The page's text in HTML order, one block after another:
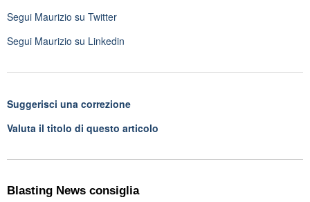
Segui Maurizio su Twitter
Segui Maurizio su Linkedin
Suggerisci una correzione
Valuta il titolo di questo articolo
Blasting News consiglia